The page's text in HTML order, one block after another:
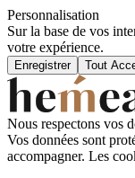
Personnalisation
Sur la base de vos
votre expérience.
Enregistrer Tout
Nous respectons vos
Vos données sont
accompagner. Les